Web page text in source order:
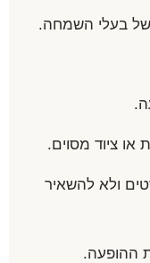
בעלי השמחה.
או ציוד מסוים.
ולא להשאיר
ההופעה.